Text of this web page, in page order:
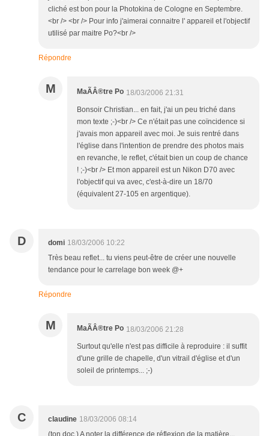
cliché est bon pour la Photokina de Cologne en Septembre.
<br /> <br /> Pour info j'aimerai connaitre l' appareil et l'objectif
utilisé par maitre Po?<br />
Répondre
M MaÃÂ®tre Po 18/03/2006 21:31
Bonsoir Christian... en fait, j'ai un peu triché dans
mon texte ;-)<br /> Ce n'était pas une coïncidence si
j'avais mon appareil avec moi. Je suis rentré dans
l'église dans l'intention de prendre des photos mais
en revanche, le reflet, c'était bien un coup de chance
! ;-)<br /> Et mon appareil est un Nikon D70 avec
l'objectif qui va avec, c'est-à-dire un 18/70
(équivalent 27-105 en argentique).
D domi 18/03/2006 10:22
Très beau reflet... tu viens peut-être de créer une nouvelle
tendance pour le carrelage bon week @+
Répondre
M MaÃÂ®tre Po 18/03/2006 21:28
Surtout qu'elle n'est pas difficile à reproduire : il suffit
d'une grille de chapelle, d'un vitrail d'église et d'un
soleil de printemps... ;-)
C claudine 18/03/2006 08:14
(ton doc.) A noter la différence de réflexion de la matière...